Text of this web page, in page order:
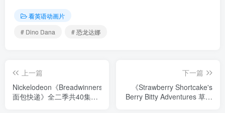
看英语动画片
# Dino Dana
# 恐龙达娜
上一篇
Nickelodeon《Breadwinners
面包快递》全二季共40集，
下一篇
《Strawberry Shortcake's
Berry Bitty Adventures 草莓